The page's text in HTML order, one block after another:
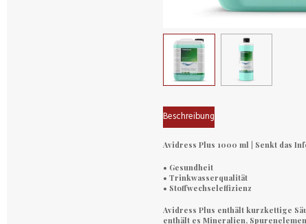
Beschreibung
Avidress Plus 1000 ml | Senkt das
• Gesundheit
• Trinkwasserqualität
• Stoffwechseleffizienz
Avidress Plus enthält kurzkettige
enthält es Mineralien,